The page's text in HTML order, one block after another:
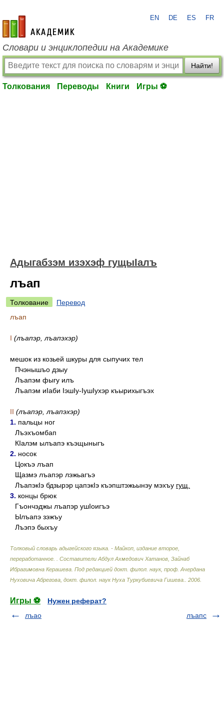
academic.ru
EN DE ES FR
Словари и энциклопедии на Академике
Найти!
Толкования Переводы Книги Игры ⚽
Адыгабзэм изэхэф гущыIалъ
лъап
Толкование
Перевод
лъап
I (лъапэр, лъапэхэр)
мешок из козьей шкуры для сыпучих тел
Пчэнышъо дзыу
Лъапэм фыгу илъ
Лъапэм иIаби IэшIу-IушIухэр къырихыгъэх
II (лъапэр, лъапэхэр)
1. пальцы ног
Лъэхъомбап
КIалэм ылъапэ къэщыныгъ
2. носок
Цокъэ лъап
Щазмэ лъапэр лэжьагъэ
ЛъапэкIэ бдзырэр цапэкIэ къэпштэжьынэу мэхъу гущ.
3. концы брюк
Гъончэджы лъапэр ушIоигъэ
Ылъапэ зэжъу
Лъэпэ быхъу
Толковый словарь адыгейского языка. - Майкоп, издание второе,
переработанное.
Составители Абдул Ахмедович Хатанов, Зайнаб
Ибрагимовна Керашева. Под редакцией докт. филол. наук, проф. Ачердана
Нуховича Абрегова, докт. филол. наук Нуха Туркубиевича Гишева.
2006
Игры ⚽
Нужен реферат?
лъао
лъапс